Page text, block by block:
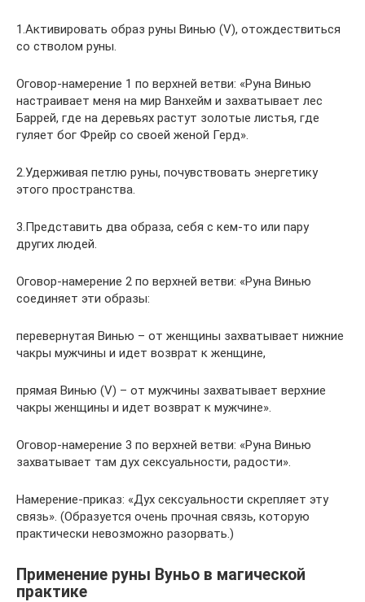
1.Активировать образ руны Винью (V), отождествиться
со стволом руны.
Оговор-намерение 1 по верхней ветви: «Руна Винью
настраивает меня на мир Ванхейм и захватывает лес
Баррей, где на деревьях растут золотые листья, где
гуляет бог Фрейр со своей женой Герд».
2.Удерживая петлю руны, почувствовать энергетику
этого пространства.
3.Представить два образа, себя с кем-то или пару
других людей.
Оговор-намерение 2 по верхней ветви: «Руна Винью
соединяет эти образы:
перевернутая Винью – от женщины захватывает нижние
чакры мужчины и идет возврат к женщине,
прямая Винью (V) – от мужчины захватывает верхние
чакры женщины и идет возврат к мужчине».
Оговор-намерение 3 по верхней ветви: «Руна Винью
захватывает там дух сексуальности, радости».
Намерение-приказ: «Дух сексуальности скрепляет эту
связь». (Образуется очень прочная связь, которую
практически невозможно разорвать.)
Применение руны Вуньо в магической
практике